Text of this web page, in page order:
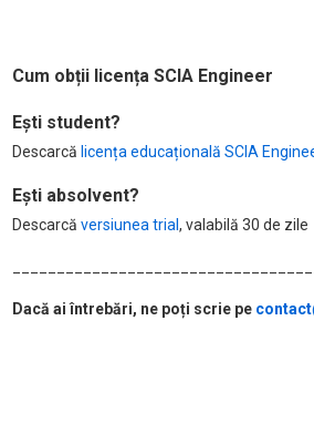
Cum obții licența SCIA Engineer
Ești student?
Descarcă licența educațională SCIA
Ești absolvent?
Descarcă versiunea trial , valabilă 30 de zile
Dacă ai întrebări, ne poți scrie pe